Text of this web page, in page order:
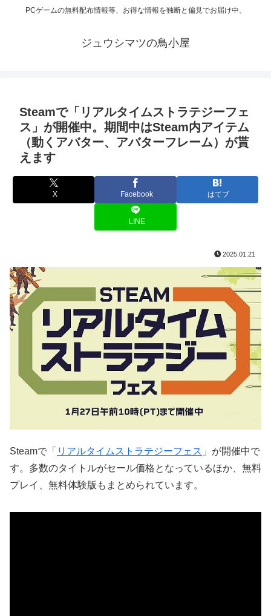
PCゲームの無料配布情報等、お得な情報を独断と偏見でお届け中。
ジュウシマツの鳥小屋
Steamで「リアルタイムストラテジーフェ
ス」が開催中。期間中はSteam内アイテム
（動くアバター、アバターフレーム）が貰
えます
X Facebook はてブ
LINE
2025.01.21
Steamで「 リアルタイムストラテジーフェス 」が開催中で
す。多数のタイトルがセール価格となっているほか、無料
プレイ、無料体験版もまとめられています。